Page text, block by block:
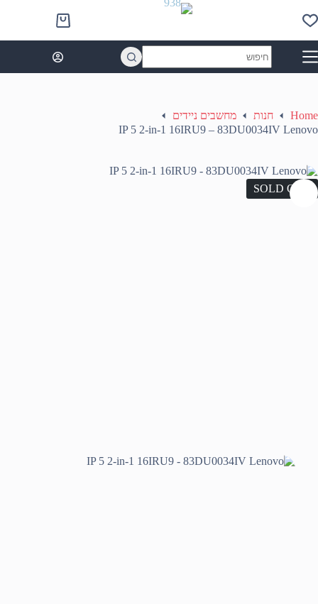
to
content
Shopping
cart
results
Home חנות
מחשבים ניידים
IP 5 2-in-1 16IRU9 – 83DU0034IV Lenovo
SOLD OUT